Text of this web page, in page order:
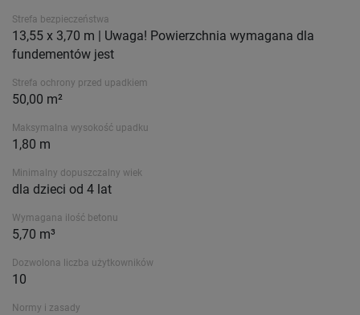
Strefa bezpieczeństwa
13,55 x 3,70 m | Uwaga! Powierzchnia wymagana dla
fundementów jest
Strefa ochrony przed upadkiem
50,00 m²
Maksymalna wysokość upadku
1,80 m
Minimalny dopuszczalny wiek
dla dzieci od 4 lat
Wymagana ilość betonu
5,70 m³
Dozwolona liczba użytkowników
10
Normy i zasady